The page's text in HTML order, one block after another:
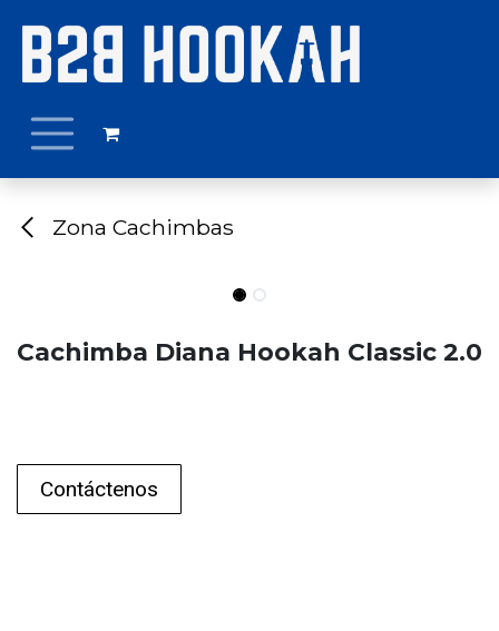
Zona Cachimbas
Cachimba Diana Hookah Classic 2.0
Contáctenos